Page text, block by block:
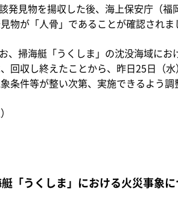
発見物を揚収した後、海上保安庁（福
物が「人骨」であることが確認され
、掃海艇「うくしま」の沈没海域にお
回収し終えたことから、昨日25日（
条件等が整い次第、実施できるよう調
「うくしま」における火災事象